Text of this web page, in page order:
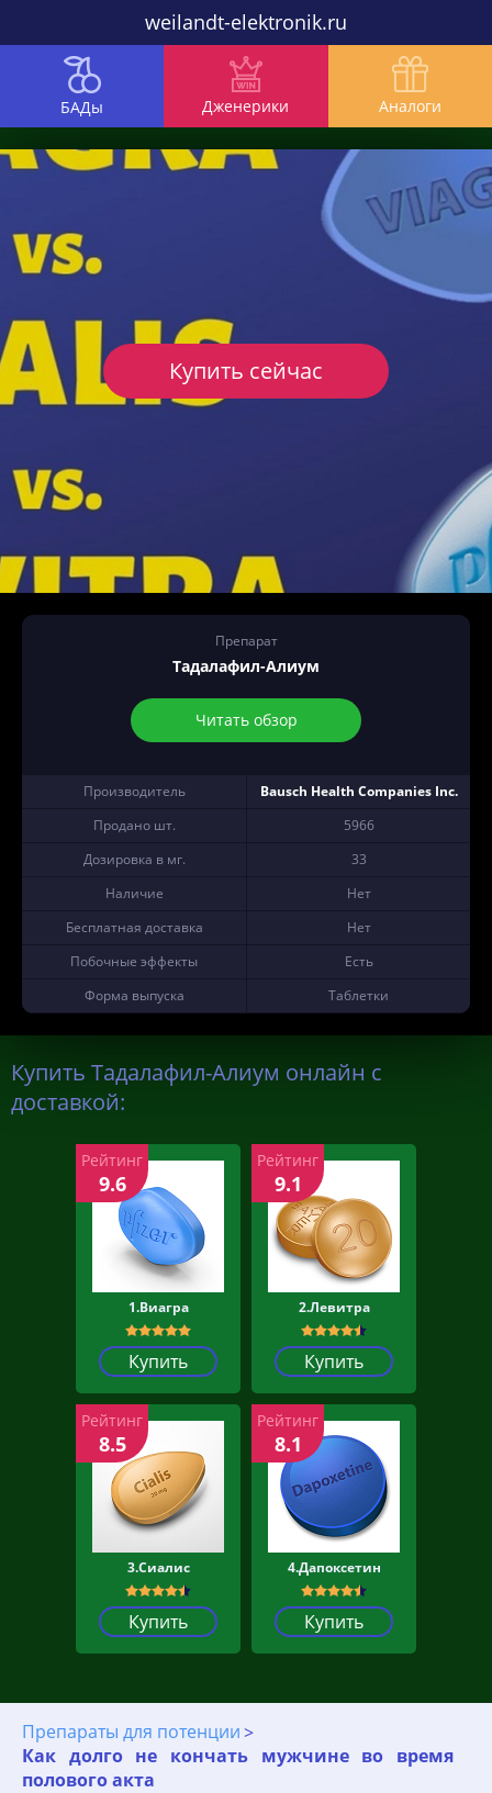
weilandt-elektronik.ru
БАДы Дженерики Аналоги
Препарат
Тадалафил-Алиум
Читать обзор
Производитель
Bausch Health Companies Inc.
Продано шт.
5966
Дозировка в мг.
33
Наличие
Нет
Бесплатная доставка
Нет
Побочные эффекты
Есть
Форма выпуска
Таблетки
Купить сейчас
Купить Тадалафил-Алиум онлайн с
доставкой:
1.Виагра
Купить
Рейтинг
9.6
2.Левитра
Купить
Рейтинг
9.1
3.Сиалис
Купить
Рейтинг
8.5
4.Дапоксетин
Купить
Рейтинг
8.1
Препараты для потенции
Как долго не кончать мужчине во время
полового акта